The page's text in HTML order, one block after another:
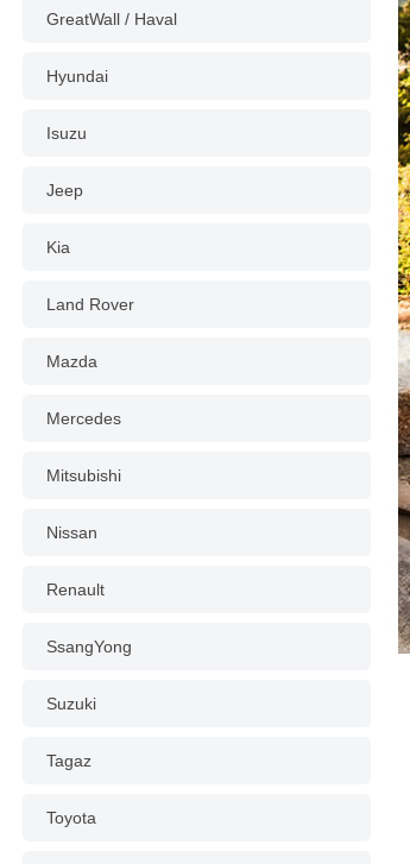
GreatWall / Haval
Hyundai
Isuzu
Jeep
Kia
Land Rover
Mazda
Mercedes
Mitsubishi
Nissan
Renault
SsangYong
Suzuki
Tagaz
Toyota